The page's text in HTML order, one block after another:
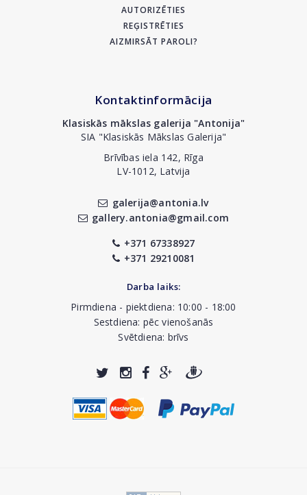
AUTORIZĒTIES
REĢISTRĒTIES
AIZMIRSĀT PAROLI?
Kontaktinformācija
Klasiskās mākslas galerija "Antonija"
SIA "Klasiskās Mākslas Galerija"
Brīvības iela 142, Rīga
LV-1012, Latvija
galerija@antonia.lv
gallery.antonia@gmail.com
+371 67338927
+371 29210081
Darba laiks:
Pirmdiena - piektdiena: 10:00 - 18:00
Sestdiena: pēc vienošanās
Svētdiena: brīvs